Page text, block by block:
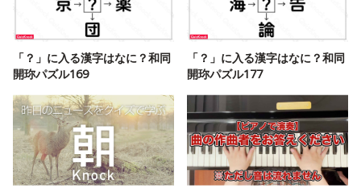
「？」に入る漢字はなに？和同
開珎パズル169
「？」に入る漢字はなに？和同
開珎パズル177